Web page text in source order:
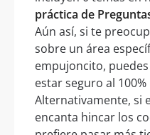
práctica de
Aún así, si te
sobre un área
empujoncito,
estar seguro al
Alternativamente, si
encanta hincar los